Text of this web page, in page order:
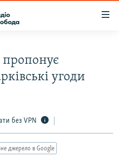
пропонує
угоди
без VPN
джерело в Google